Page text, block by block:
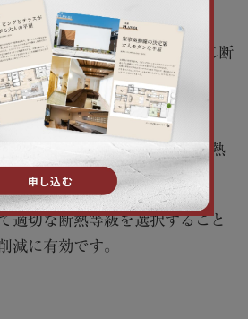
異なる ためです。
分は3つに分かれており、同じ断
て光熱費削減効果は異なりま
能の効果が大きく
、年間の光熱
ます。
適切な断熱等級を選択すること
減に有効です。